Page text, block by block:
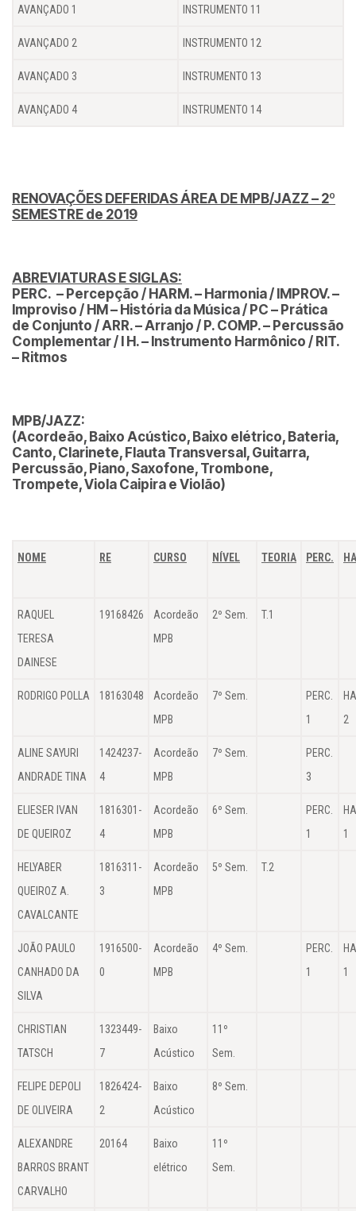
AVANÇADO 1 INSTRUMENTO 11
AVANÇADO 2 INSTRUMENTO 12
AVANÇADO 3 INSTRUMENTO 13
AVANÇADO 4 INSTRUMENTO 14
RENOVAÇÕES DEFERIDAS ÁREA DE MPB/JAZZ – 2º
SEMESTRE de 2019
ABREVIATURAS E SIGLAS:
PERC. – Percepção / HARM. – Harmonia / IMPROV. –
Improviso / HM – História da Música / PC – Prática
de Conjunto /ARR. – Arranjo / P. COMP. – Percussão
Complementar / I H. – Instrumento Harmônico / RIT.
– Ritmos
MPB/JAZZ:
(Acordeão, Baixo Acústico, Baixo elétrico, Bateria,
Canto, Clarinete, Flauta Transversal, Guitarra,
Percussão, Piano, Saxofone, Trombone,
Trompete, Viola Caipira e Violão)
NOME RE CURSO NÍVEL TEORIA PERC.
RAQUEL
TERESA
DAINESE
19168426
Acordeão
MPB
2º Sem. T.1
RODRIGO POLLA 18163048
Acordeão
MPB
7º Sem.
PERC.
1
2
ALINE SAYURI
ANDRADE TINA
1424237-
4
Acordeão
MPB
7º Sem.
PERC.
3
ELIESER IVAN
DE QUEIROZ
1816301-
4
Acordeão
MPB
6º Sem.
PERC.
1
1
HELYABER
QUEIROZ A.
CAVALCANTE
1816311-
3
Acordeão
MPB
5º Sem. T.2
JOÃO PAULO
CANHADO DA
SILVA
1916500-
0
Acordeão
MPB
4º Sem.
PERC.
1
1
CHRISTIAN
TATSCH
1323449-
7
Baixo
Acústico
11º
Sem.
FELIPE DEPOLI
DE OLIVEIRA
1826424-
2
Baixo
Acústico
8º Sem.
ALEXANDRE
BARROS BRANT
CARVALHO
20164
Baixo
elétrico
11º
Sem.